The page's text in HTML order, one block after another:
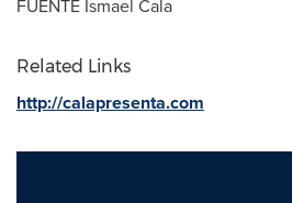
FUENTE Ismael Cala
Related Links
http://calapresenta.com